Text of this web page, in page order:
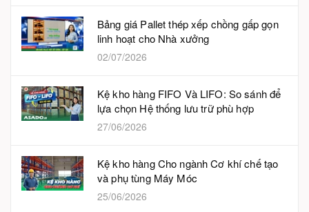
Bảng giá Pallet thép xếp chồng gấp gọn
linh hoạt cho Nhà xưởng
02/07/2026
Kệ kho hàng FIFO Và LIFO: So sánh để
lựa chọn Hệ thống lưu trữ phù hợp
27/06/2026
Kệ kho hàng Cho ngành Cơ khí chế tạo
và phụ tùng Máy Móc
25/06/2026